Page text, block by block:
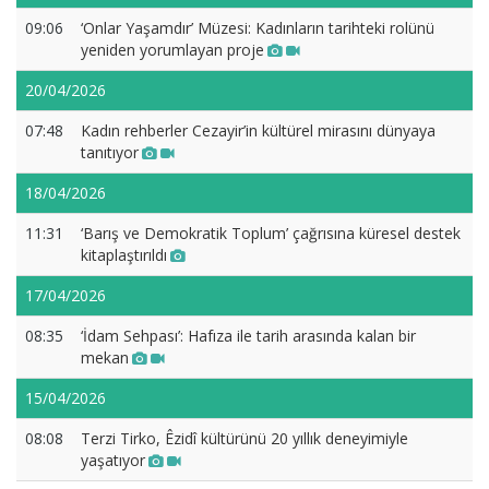
09:06
‘Onlar Yaşamdır’ Müzesi: Kadınların tarihteki rolünü
yeniden yorumlayan proje
20/04/2026
07:48
Kadın rehberler Cezayir’in kültürel mirasını dünyaya
tanıtıyor
18/04/2026
11:31
‘Barış ve Demokratik Toplum’ çağrısına küresel destek
kitaplaştırıldı
17/04/2026
08:35
‘İdam Sehpası’: Hafıza ile tarih arasında kalan bir
mekan
15/04/2026
08:08
Terzi Tirko, Êzidî kültürünü 20 yıllık deneyimiyle
yaşatıyor